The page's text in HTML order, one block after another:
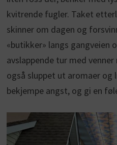
kvitrende fugler. Taket
skinner om dagen og
«butikker» langs gangveien
avslappende tur med
også sluppet ut aromaer og
bekjempe angst, og gi en